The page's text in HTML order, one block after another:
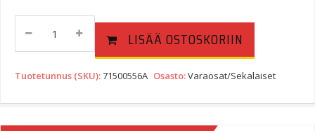
CONT,RH
|
This
LISÄÄ OSTOSKORIIN
Tuotetunnus (SKU):71500556A Osasto:Varaosat/Sekalaiset